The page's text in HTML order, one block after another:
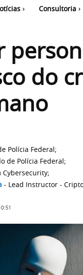
Consultoria
do
Polícia Federal;
de Polícia Federal;
Cybersecurity;
- Lead Instructor -